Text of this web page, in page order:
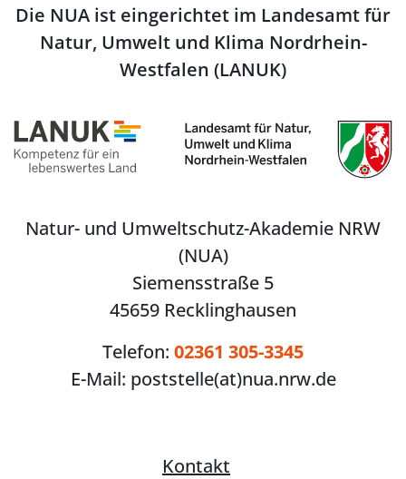
Die NUA ist eingerichtet im Landesamt für
Natur, Umwelt und Klima Nordrhein-
Westfalen (LANUK)
Natur- und Umweltschutz-Akademie NRW
(NUA)
Siemensstraße 5
45659 Recklinghausen
Telefon: 02361 305-3345
E-Mail: poststelle(at)nua.nrw.de
Kontakt